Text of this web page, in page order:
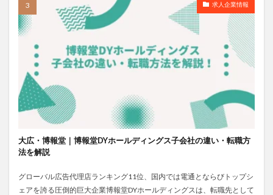
求人企業情報
大広・博報堂｜博報堂DYホールディングス子会社の違い・転職方
法を解説
グローバル広告代理店ランキング11位、国内では電通とならびトップシ
ェアを誇る圧倒的巨大企業博報堂DYホールディングスは、転職先として